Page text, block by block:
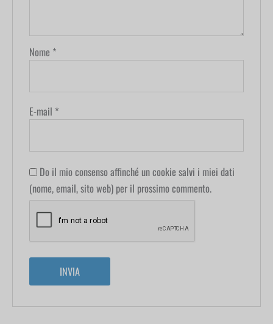
Nome *
E-mail *
Do il mio consenso affinché un cookie salvi i miei dati
(nome, email, sito web) per il prossimo commento.